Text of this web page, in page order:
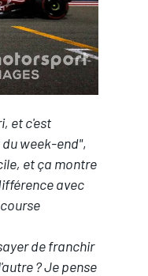
et c'est
week-end",
et ça montre
avec
de franchir
? Je pense